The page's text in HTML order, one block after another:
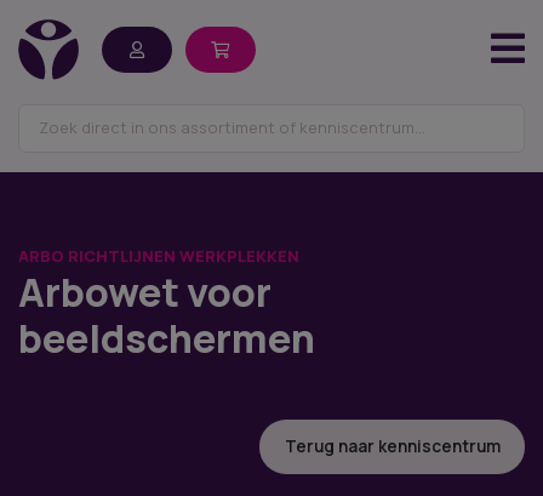
ARBO RICHTLIJNEN WERKPLEKKEN
Arbowet voor
beeldschermen
Terug naar kenniscentrum